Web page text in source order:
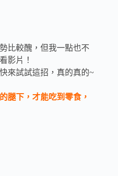
比較醜，但我一點也不
影片！
來試試這招，真的真的~
腿下，才能吃到零食，